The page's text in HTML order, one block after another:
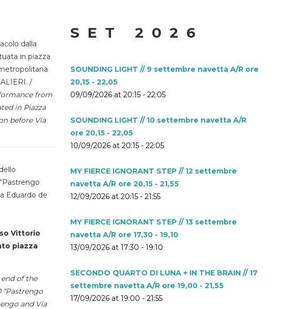
dalla
in piazza
/
from
in Piazza
before Via
Eduardo de
Vittorio
piazza
of the
and Via
SET 2026
SOUNDING LIGHT // 9 settembre navetta A/R ore
20,15 - 22,05
09/09/2026 at 20:15 - 22:05
SOUNDING LIGHT // 10 settembre navetta A/R
ore 20,15 - 22,05
10/09/2026 at 20:15 - 22:05
MY FIERCE IGNORANT STEP // 12 settembre
navetta A/R ore 20,15 - 21,55
12/09/2026 at 20:15 - 21:55
MY FIERCE IGNORANT STEP // 13 settembre
navetta A/R ore 17,30 - 19,10
13/09/2026 at 17:30 - 19:10
SECONDO QUARTO DI LUNA + IN THE BRAIN // 17
settembre navetta A/R ore 19,00 - 21,55
17/09/2026 at 19:00 - 21:55